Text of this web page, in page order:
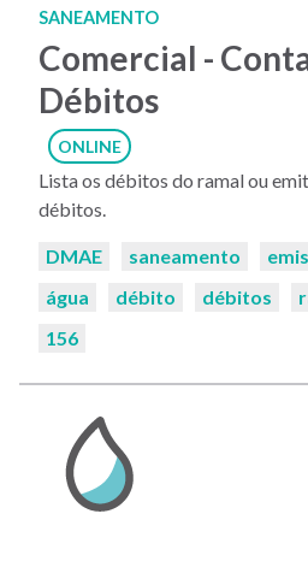
SANEAMENTO
Comercial -
Débitos
ONLINE
Lista os débitos do ramal ou
débitos.
Palavras-
DMAE saneamento
água
débito débitos
156